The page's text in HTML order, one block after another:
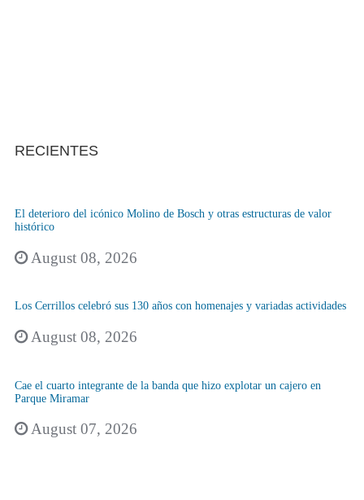
RECIENTES
El deterioro del icónico Molino de Bosch y otras estructuras de valor
histórico
August 08, 2026
Los Cerrillos celebró sus 130 años con homenajes y variadas actividades
August 08, 2026
Cae el cuarto integrante de la banda que hizo explotar un cajero en
Parque Miramar
August 07, 2026